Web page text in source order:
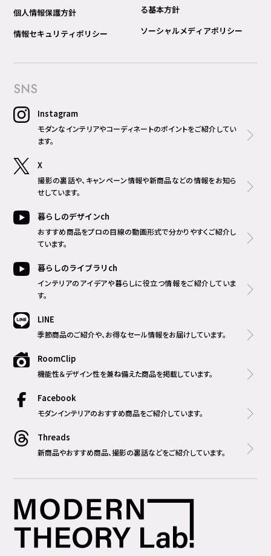
個人情報保護方針
情報セキュリティポリシー
る基本方針
ソーシャルメディアポリシー
SNS
Instagram
モダンなインテリアやコーディネートのポイントをご紹介してい
ます。
X
撮影の裏話や、キャンペーン情報や新商品などの情報をお知ら
せしています。
暮らしのデザインch
おすすめ商品をプロの目線の動画形式で分かりやすくご紹介し
ています。
暮らしのライブラリch
インテリアのアイデアや暮らしに役立つ情報をご紹介していま
す。
LINE
季節商品のご紹介や、お得なセール情報をお届けしています。
RoomClip
機能性＆デザイン性を兼ね備えた商品を掲載しています。
Facebook
モダンインテリアのおすすめ商品をご紹介しています。
Threads
新商品やおすすめ商品、撮影の裏話などをご紹介しています。